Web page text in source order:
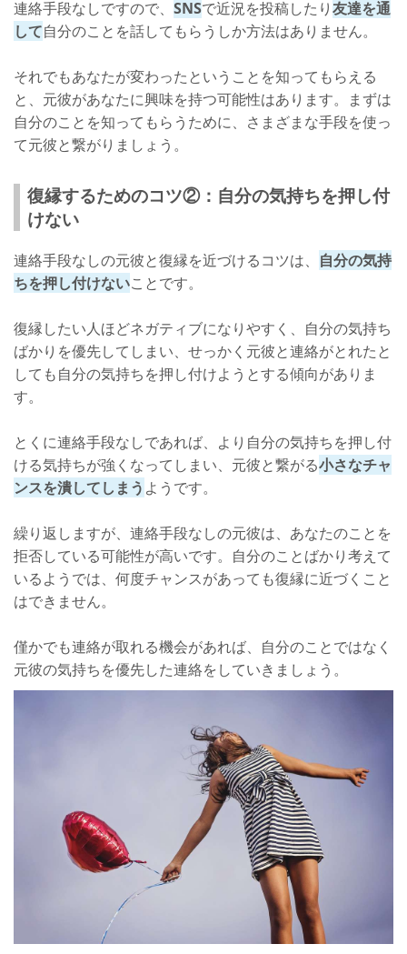
連絡手段なしですので、 SNSで近況を投稿したり友達を通
して自分のことを話してもらうしか方法はありません。
それでもあなたが変わったということを知ってもらえる
と、元彼があなたに興味を持つ可能性はあります。まずは
自分のことを知ってもらうために、さまざまな手段を使っ
て元彼と繋がりましょう。
復縁するためのコツ②：自分の気持ちを押し付
けない
連絡手段なしの元彼と復縁を近づけるコツは、 自分の気持
ちを押し付けないことです。
復縁したい人ほどネガティブになりやすく、自分の気持ち
ばかりを優先してしまい、せっかく元彼と連絡がとれたと
しても自分の気持ちを押し付けようとする傾向がありま
す。
とくに連絡手段なしであれば、より自分の気持ちを押し付
ける気持ちが強くなってしまい、元彼と繋がる小さなチャ
ンスを潰してしまう ようです。
繰り返しますが、連絡手段なしの元彼は、あなたのことを
拒否している可能性が高いです。自分のことばかり考えて
いるようでは、何度チャンスがあっても復縁に近づくこと
はできません。
僅かでも連絡が取れる機会があれば、自分のことではなく
元彼の気持ちを優先した連絡をしていきましょう。